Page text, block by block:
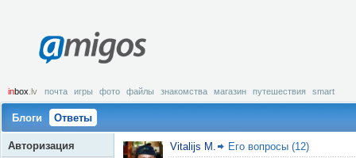
amigos
inbox .lv почта игры фото файлы знакомства магазин путешествия smart
Блоги Ответы
Vitalijs M. Его вопросы (12)
Авторизация